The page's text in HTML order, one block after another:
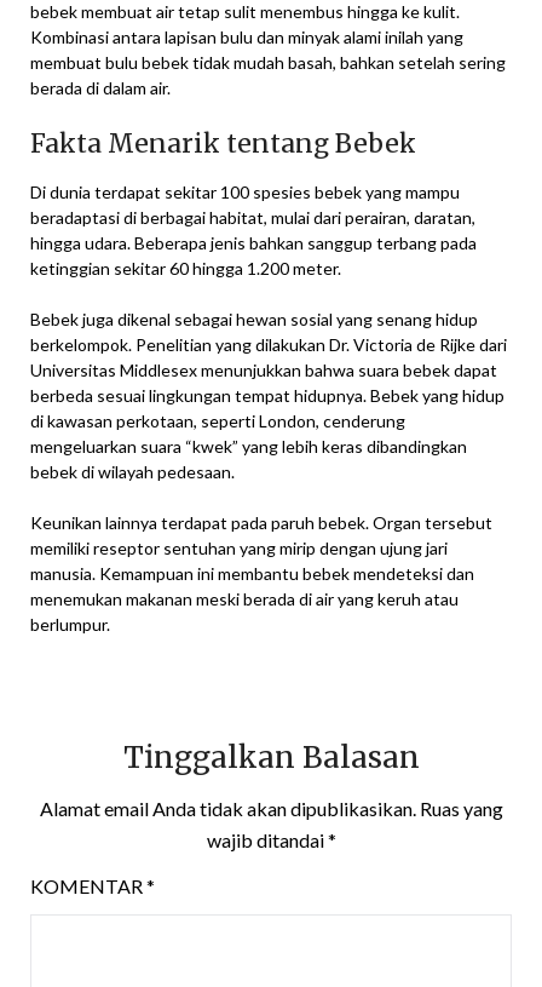
bebek membuat air tetap sulit menembus hingga ke kulit.
Kombinasi antara lapisan bulu dan minyak alami inilah yang
membuat bulu bebek tidak mudah basah, bahkan setelah sering
berada di dalam air.
Fakta Menarik tentang Bebek
Di dunia terdapat sekitar 100 spesies bebek yang mampu
beradaptasi di berbagai habitat, mulai dari perairan, daratan,
hingga udara. Beberapa jenis bahkan sanggup terbang pada
ketinggian sekitar 60 hingga 1.200 meter.
Bebek juga dikenal sebagai hewan sosial yang senang hidup
berkelompok. Penelitian yang dilakukan Dr. Victoria de Rijke dari
Universitas Middlesex menunjukkan bahwa suara bebek dapat
berbeda sesuai lingkungan tempat hidupnya. Bebek yang hidup
di kawasan perkotaan, seperti London, cenderung
mengeluarkan suara “kwek” yang lebih keras dibandingkan
bebek di wilayah pedesaan.
Keunikan lainnya terdapat pada paruh bebek. Organ tersebut
memiliki reseptor sentuhan yang mirip dengan ujung jari
manusia. Kemampuan ini membantu bebek mendeteksi dan
menemukan makanan meski berada di air yang keruh atau
berlumpur.
Tinggalkan Balasan
Alamat email Anda tidak akan dipublikasikan. Ruas yang
wajib ditandai*
KOMENTAR*